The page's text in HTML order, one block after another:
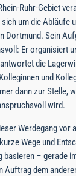
Ruhr-Gebiet
um die Abläufe
Dortmund. Sein
Er organisiert
die
und
dann zur Stelle,
wird.
Werdegang vor
Wege und
– gerade
Auftrag dem